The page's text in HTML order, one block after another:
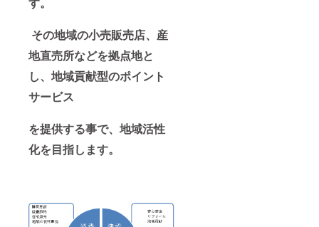
その地域の小売販売店、産
地直売所などを拠点地と
し、地域貢献型のポイント
サービス
を提供する事で、地域活性
化を目指します。